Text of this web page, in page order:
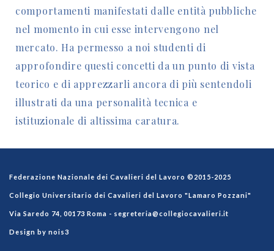
comportamenti manifestati dalle entità pubbliche
nel momento in cui esse intervengono nel
mercato. Ha permesso a noi studenti di
approfondire questi concetti da un punto di vista
teorico e di apprezzarli ancora di più sentendoli
illustrati da una personalità tecnica e
istituzionale di altissima caratura.
Federazione Nazionale dei Cavalieri del Lavoro ©2015-2025
Collegio Universitario dei Cavalieri del Lavoro "Lamaro Pozzani"
Via Saredo 74, 00173 Roma - segreteria@collegiocavalieri.it
Design by nois3